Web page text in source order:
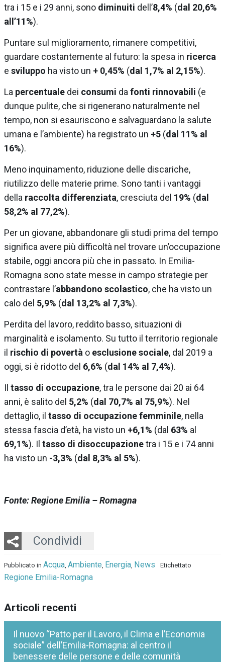
tra i 15 e i 29 anni, sono diminuiti dell’8,4% (dal 20,6%
all’11%).
Puntare sul miglioramento, rimanere competitivi,
guardare costantemente al futuro: la spesa in ricerca
e sviluppo ha visto un + 0,45% (dal 1,7% al 2,15%).
La percentuale dei consumi da fonti rinnovabili (e
dunque pulite, che si rigenerano naturalmente nel
tempo, non si esauriscono e salvaguardano la salute
umana e l’ambiente) ha registrato un +5 (dal 11% al
16%).
Meno inquinamento, riduzione delle discariche,
riutilizzo delle materie prime. Sono tanti i vantaggi
della raccolta differenziata, cresciuta del 19% (dal
58,2% al 77,2%).
Per un giovane, abbandonare gli studi prima del tempo
significa avere più difficoltà nel trovare un’occupazione
stabile, oggi ancora più che in passato. In Emilia-
Romagna sono state messe in campo strategie per
contrastare l’abbandono scolastico, che ha visto un
calo del 5,9% (dal 13,2% al 7,3%).
Perdita del lavoro, reddito basso, situazioni di
marginalità e isolamento. Su tutto il territorio regionale
il rischio di povertà o esclusione sociale, dal 2019 a
oggi, si è ridotto del 6,6% (dal 14% al 7,4%).
Il tasso di occupazione, tra le persone dai 20 ai 64
anni, è salito del 5,2% (dal 70,7% al 75,9%). Nel
dettaglio, il tasso di occupazione femminile, nella
stessa fascia d’età, ha visto un +6,1% (dal 63% al
69,1%). Il tasso di disoccupazionetra i 15 e i 74 anni
ha visto un -3,3% (dal 8,3% al 5%).
Fonte: Regione Emilia – Romagna
Condividi
Twitter
LinkedIn
Email
Whatsapp
Pubblicato in Acqua, Ambiente, Energia, News Etichettato
Regione Emilia-Romagna
Articoli recenti
Il nuovo “Patto per il Lavoro, il Clima e l’Economia
sociale” dell’Emilia-Romagna: al centro il
benessere delle persone e delle comunità